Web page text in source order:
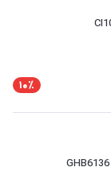
10٪